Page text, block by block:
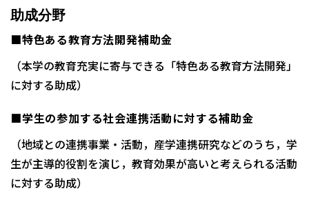
助成分野
■特色ある教育方法開発補助金
（本学の教育充実に寄与できる「特色ある教育方法開発」
に対する助成）
■学生の参加する社会連携活動に対する補助金
（地域との連携事業・活動，産学連携研究などのうち，学
生が主導的役割を演じ，教育効果が高いと考えられる活動
に対する助成）